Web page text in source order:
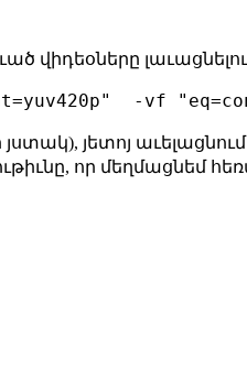
վիդեօները
յետոյ
որ մեղմացնեմ